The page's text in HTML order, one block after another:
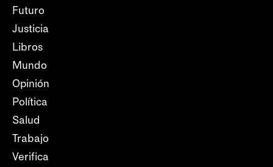
Futuro
Justicia
Libros
Mundo
Opinión
Política
Salud
Trabajo
Verifica